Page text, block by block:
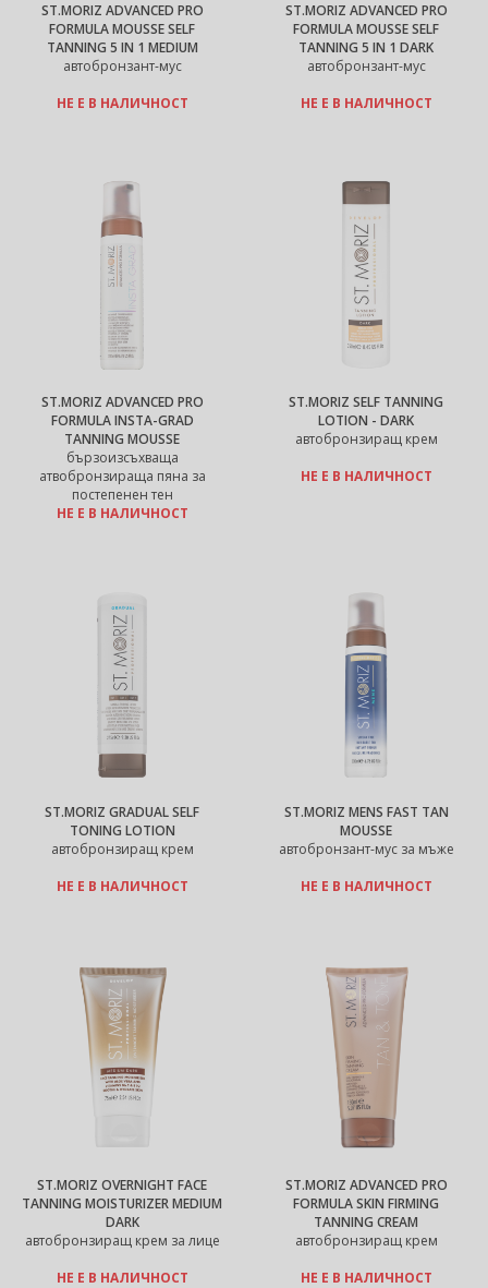
ST.MORIZ ADVANCED PRO
FORMULA MOUSSE SELF
TANNING 5 IN 1 MEDIUM
автобронзант-мус
НЕ Е В НАЛИЧНОСТ
ST.MORIZ ADVANCED PRO
FORMULA MOUSSE SELF
TANNING 5 IN 1 DARK
автобронзант-мус
НЕ Е В НАЛИЧНОСТ
ST.MORIZ ADVANCED PRO
FORMULA INSTA-GRAD
TANNING MOUSSE
бързоизсъхваща
атвобронзираща пяна за
постепенен тен
НЕ Е В НАЛИЧНОСТ
ST.MORIZ SELF TANNING
LOTION - DARK
автобронзиращ крем
НЕ Е В НАЛИЧНОСТ
ST.MORIZ GRADUAL SELF
TONING LOTION
автобронзиращ крем
НЕ Е В НАЛИЧНОСТ
ST.MORIZ MENS FAST TAN
MOUSSE
автобронзант-мус за мъже
НЕ Е В НАЛИЧНОСТ
ST.MORIZ OVERNIGHT FACE
TANNING MOISTURIZER MEDIUM
DARK
автобронзиращ крем за лице
НЕ Е В НАЛИЧНОСТ
ST.MORIZ ADVANCED PRO
FORMULA SKIN FIRMING
TANNING CREAM
автобронзиращ крем
НЕ Е В НАЛИЧНОСТ